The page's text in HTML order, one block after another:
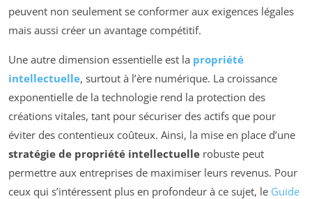
peuvent non seulement se conformer aux exigences légales
mais aussi créer un avantage compétitif.
Une autre dimension essentielle est la propriété
intellectuelle, surtout à l’ère numérique. La croissance
exponentielle de la technologie rend la protection des
créations vitales, tant pour sécuriser des actifs que pour
éviter des contentieux coûteux. Ainsi, la mise en place d’une
stratégie de propriété intellectuelle robuste peut
permettre aux entreprises de maximiser leurs revenus. Pour
ceux qui s’intéressent plus en profondeur à ce sujet, le Guide